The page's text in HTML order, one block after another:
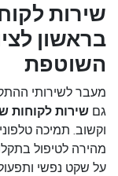
שירות
בראשון
השוטפת
מעבר לשירותי
גם שירות לקוחות
וקשוב. תמיכה
מהירה לטיפול
על שקט נפשי